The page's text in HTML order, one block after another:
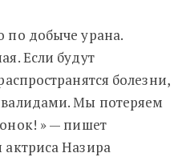
по добыче урана.
Если будут
болезни,
Мы потеряем
» — пишет
актриса Назира